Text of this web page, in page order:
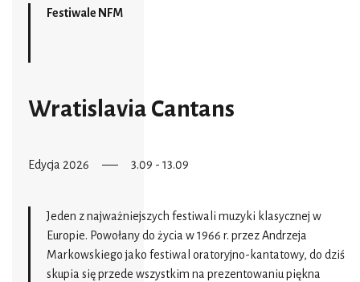
Festiwale NFM
Wratislavia Cantans
Edycja 2026 3.09 - 13.09
Jeden z najważniejszych festiwali muzyki klasycznej w
Europie. Powołany do życia w 1966 r. przez Andrzeja
Markowskiego jako festiwal oratoryjno-kantatowy, do dziś
skupia się przede wszystkim na prezentowaniu piękna